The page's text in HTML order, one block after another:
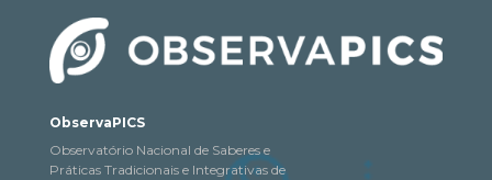
ObservaPICS
Observatório Nacional de Saberes e
Práticas Tradicionais e Integrativas de